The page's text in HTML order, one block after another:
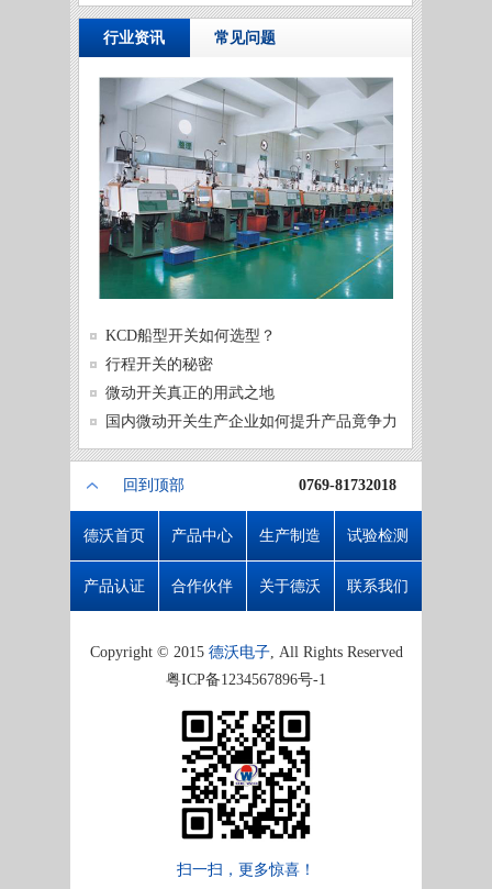
行业资讯 常见问题
KCD船型开关如何选型？
行程开关的秘密
微动开关真正的用武之地
国内微动开关生产企业如何提升产品竟争力
回到顶部 0769-81732018
德沃首页 产品中心 生产制造 试验检测
产品认证 合作伙伴 关于德沃 联系我们
Copyright © 2015 德沃电子, All Rights Reserved
粤ICP备1234567896号-1
扫一扫，更多惊喜！